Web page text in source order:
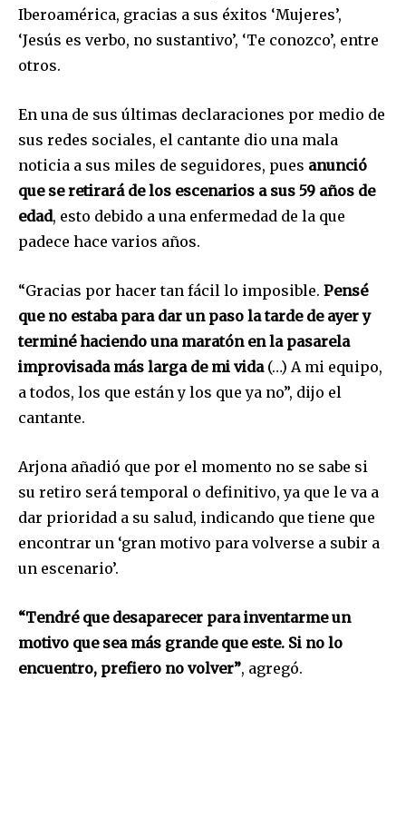
Iberoamérica, gracias a sus éxitos ‘Mujeres’,
‘Jesús es verbo, no sustantivo’, ‘Te conozco’, entre
otros.
En una de sus últimas declaraciones por medio de
sus redes sociales, el cantante dio una mala
noticia a sus miles de seguidores, pues anunció
que se retirará de los escenarios a sus 59 años de
edad, esto debido a una enfermedad de la que
padece hace varios años.
“Gracias por hacer tan fácil lo imposible. Pensé
que no estaba para dar un paso la tarde de ayer y
terminé haciendo una maratón en la pasarela
improvisada más larga de mi vida(…) A mi equipo,
a todos, los que están y los que ya no”, dijo el
cantante.
Arjona añadió que por el momento no se sabe si
su retiro será temporal o definitivo, ya que le va a
dar prioridad a su salud, indicando que tiene que
encontrar un ‘gran motivo para volverse a subir a
un escenario’.
“Tendré que desaparecer para inventarme un
motivo que sea más grande que este. Si no lo
encuentro, prefiero no volver”, agregó.